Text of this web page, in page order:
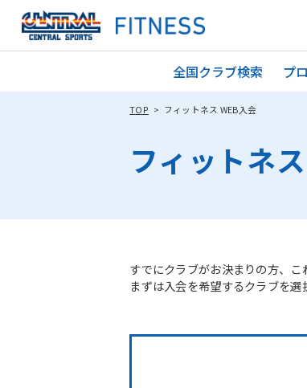
全国クラブ検索 プ
TOP フィットネス WEB入会
フィットネ
すでにクラブがお決まりの方、こ
まずは入会を希望するクラブを選